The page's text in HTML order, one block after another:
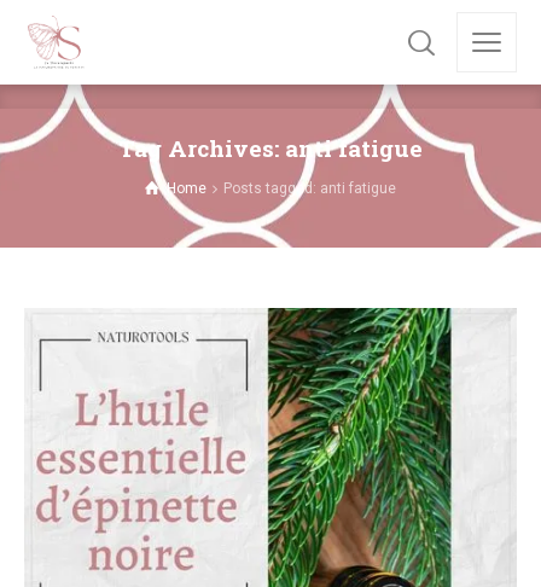
Tag Archives: anti fatigue
Home Posts tagged: anti fatigue